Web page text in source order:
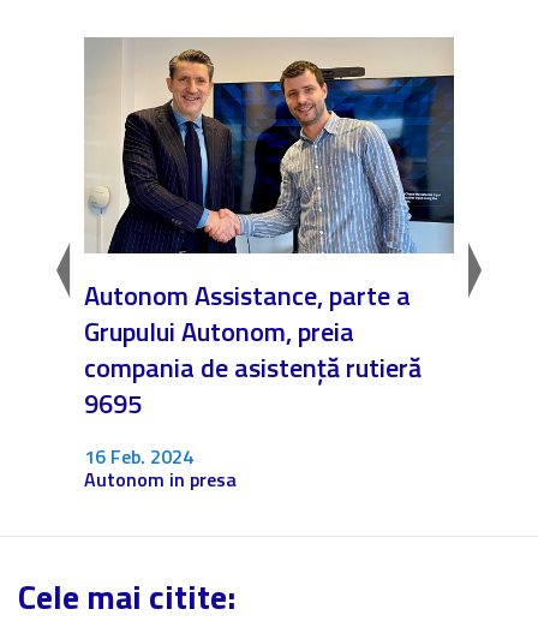
Autonom Assistance, parte a
Grupului Autonom, preia
compania de asistență rutieră
9695
16 Feb. 2024
Autonom in presa
Cele mai citite: